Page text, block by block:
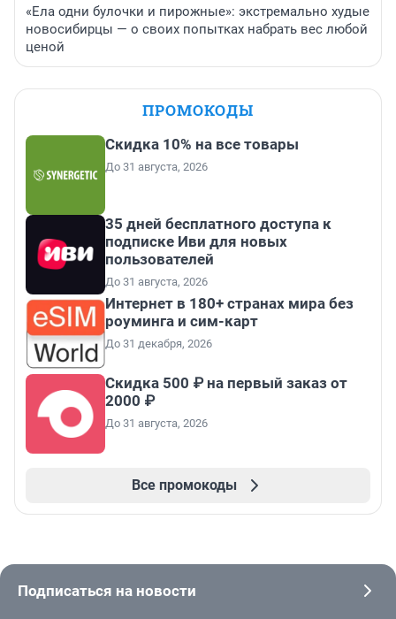
«Ела одни булочки и пирожные»: экстремально худые
новосибирцы — о своих попытках набрать вес любой
ценой
ПРОМОКОДЫ
Скидка 10% на все товары
До 31 августа, 2026
35 дней бесплатного доступа к
подписке Иви для новых
пользователей
До 31 августа, 2026
Интернет в 180+ странах мира без
роуминга и сим-карт
До 31 декабря, 2026
Скидка 500 ₽ на первый заказ от
2000 ₽
До 31 августа, 2026
Все промокоды
Подписаться на новости